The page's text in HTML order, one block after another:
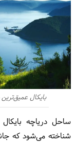
بایکال
ساحل دریاچه
شناخته می‌شود که